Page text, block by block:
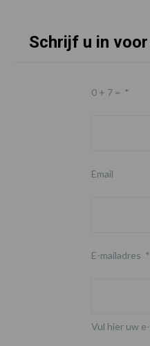
Schrijf u in
0 + 7 = *
Email
E-mailadres *
Vul hier uw